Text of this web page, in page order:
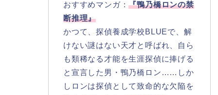
おすすめマンガ：『鴨乃橋ロンの禁
断推理』
かつて、探偵養成学校BLUEで、解
けない謎はない天才と呼ばれ、自ら
も類稀なる才能を生涯探偵に捧げる
と宣言した男・鴨乃橋ロン……しか
しロンは探偵として致命的な欠陥を